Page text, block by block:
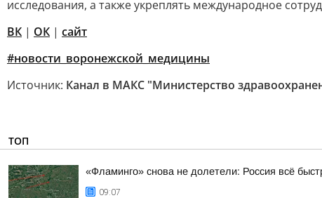
исследования, а также укреплять международное
ВК | ОК | сайт
#новости_воронежской_медицины
Источник: Канал в МАКС "Министерство
ТОП
«Фламинго» снова не долетели: Россия всё
09:07